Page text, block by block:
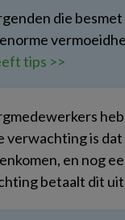
die
tips >>
verwachting is
en nog
betaalt dit